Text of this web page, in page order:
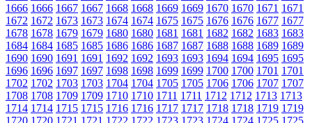
1666 1666 1667 1667 1668 1668 1669 1669 1670 1670 1671 1671
1672 1672 1673 1673 1674 1674 1675 1675 1676 1676 1677 1677
1678 1678 1679 1679 1680 1680 1681 1681 1682 1682 1683 1683
1684 1684 1685 1685 1686 1686 1687 1687 1688 1688 1689 1689
1690 1690 1691 1691 1692 1692 1693 1693 1694 1694 1695 1695
1696 1696 1697 1697 1698 1698 1699 1699 1700 1700 1701 1701
1702 1702 1703 1703 1704 1704 1705 1705 1706 1706 1707 1707
1708 1708 1709 1709 1710 1710 1711 1711 1712 1712 1713 1713
1714 1714 1715 1715 1716 1716 1717 1717 1718 1718 1719 1719